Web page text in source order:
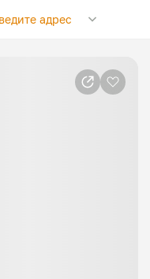
адрес